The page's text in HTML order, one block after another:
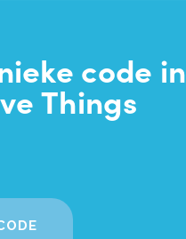
code in
Things